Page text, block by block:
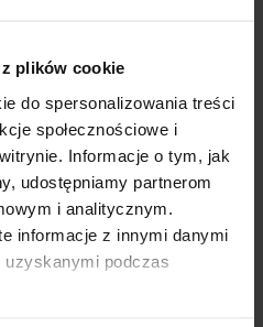
plików cookie
do spersonalizowania treści
społecznościowe i
Informacje o tym, jak
udostępniamy partnerom
i analitycznym.
informacje z innymi danymi
podczas
22przystanek: Rondo 308.